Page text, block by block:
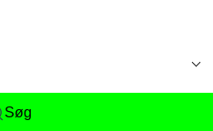
Søg